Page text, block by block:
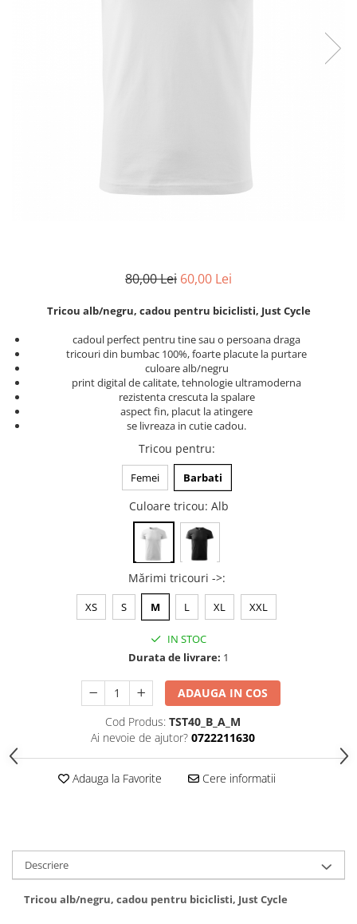
Tricou personalizat cu imaginea
Tricouri gameri
Tricouri music is life
Tricouri sporturi de iarna
Tricouri snowboard
Tricouri cadou 60 ani
Tricouri motociclisti
Tricouri offroad
Tricouri biciclisti
Tricouri biciclisti
Tricouri biciclisti MTB
Tricouri biciclisti BMX
Tricouri fitness/sala de forta
Tricouri yoga
80,00 Lei 60,00 Lei
Tricou alb/negru, cadou pentru biciclisti, Just Cycle
cadoul perfect pentru tine sau o persoana draga
tricouri din bumbac 100%, foarte placute la purtare
culoare alb/negru
print digital de calitate, tehnologie ultramoderna
rezistenta crescuta la spalare
aspect fin, placut la atingere
se livreaza in cutie cadou.
Tricou pentru:
Femei Barbati
Culoare tricou: Alb
Mărimi tricouri ->:
XS S M L XL XXL
IN STOC
Durata de livrare: 1
ADAUGA IN COS
Cod Produs: TST40_B_A_M
Ai nevoie de ajutor? 0722211630
Adauga la Favorite Cere informatii
Descriere
Tricou alb/negru, cadou pentru biciclisti, Just Cycle